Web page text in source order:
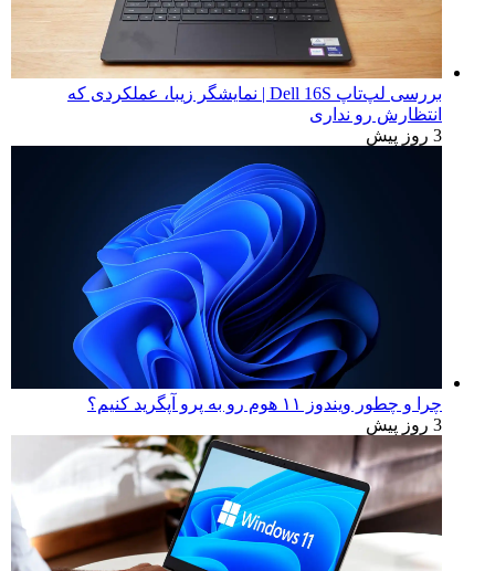
بررسی لپ‌تاپ Dell 16S | نمایشگر زیبا، عملکردی که
انتظارش رو نداری
3 روز پیش
چرا و چطور ویندوز ۱۱ هوم رو به پرو آپگرید کنیم؟
3 روز پیش